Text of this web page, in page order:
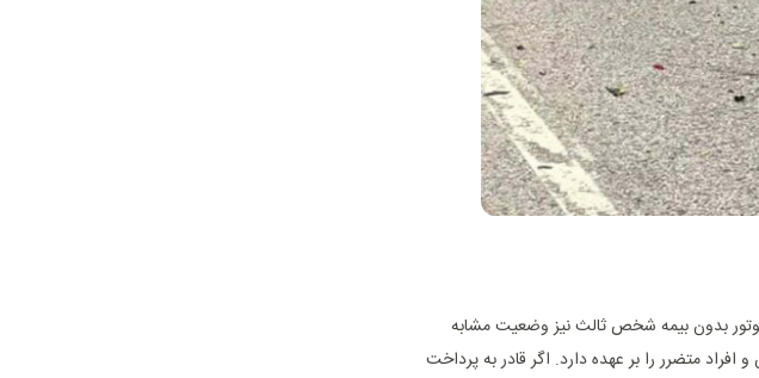
موتور بدون بیمه شخص ثالث نیز وضعیت مشابه
متضرر را بر عهده دارد. اگر قادر به پرداخت